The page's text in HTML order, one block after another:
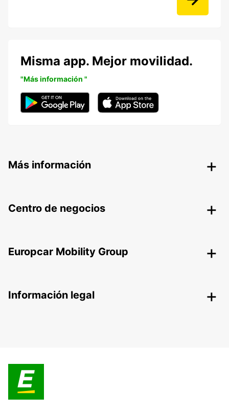
Misma app. Mejor movilidad.
"Más información "
Más información
Centro de negocios
Europcar Mobility Group
Información legal